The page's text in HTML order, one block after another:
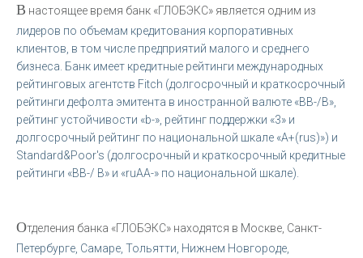
В настоящее время банк «ГЛОБЭКС» является одним из
лидеров по объемам кредитования корпоративных
клиентов, в том числе предприятий малого и среднего
бизнеса. Банк имеет кредитные рейтинги международных
рейтинговых агентств Fitch (долгосрочный и краткосрочный
рейтинги дефолта эмитента в иностранной валюте «BB-/B»,
рейтинг устойчивости «b-», рейтинг поддержки «3» и
долгосрочный рейтинг по национальной шкале «A+(rus)») и
Standard&Poor's (долгосрочный и краткосрочный кредитные
рейтинги «BB-/ B» и «ruAA-» по национальной шкале).
Отделения банка «ГЛОБЭКС» находятся в Москве, Санкт-
Петербурге, Самаре, Тольятти, Нижнем Новгороде,